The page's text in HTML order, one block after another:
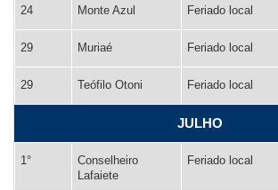
24 Monte Azul Feriado local
29 Muriaé Feriado local
29 Teófilo Otoni Feriado local
JULHO
1°
Conselheiro
Lafaiete
Feriado local